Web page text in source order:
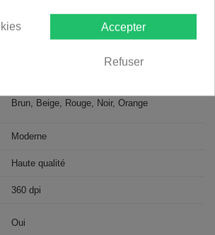
Artgeist
225x90 cm, 200x80 cm
Brun, Beige, Rouge, Noir, Orange
Moderne
Haute qualité
360 dpi
Oui
Accepter
Refuser